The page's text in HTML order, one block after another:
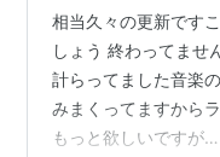
相当久々の更新です
しょう 終わってませ
計らってました音楽
みまくってますから
もっと欲しいですが